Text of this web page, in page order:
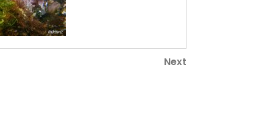
Next
Next